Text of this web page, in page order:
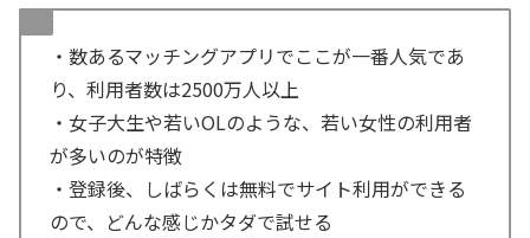
・数あるマッチングアプリでここが一番人気であ
り、利用者数は2500万人以上
・女子大生や若いOLのような、若い女性の利用者
が多いのが特徴
・登録後、しばらくは無料でサイト利用ができる
ので、どんな感じかタダで試せる